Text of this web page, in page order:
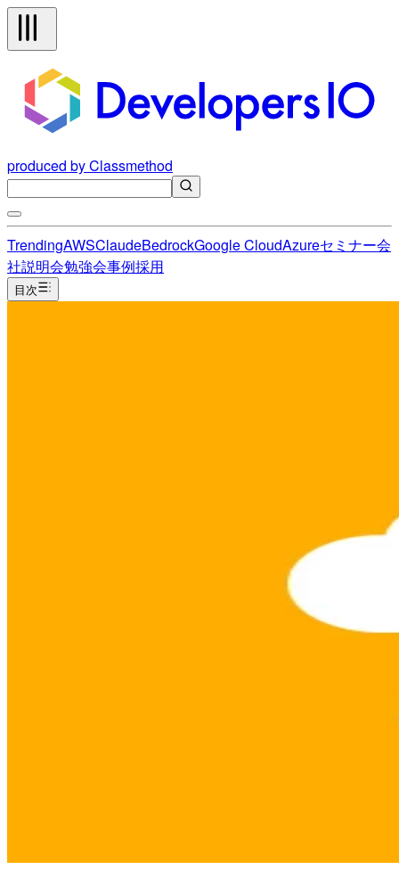
produced by Classmethod
TrendingAWSClaudeBedrockGoogle CloudAzureセミナー会
社説明会勉強会事例採用
目次